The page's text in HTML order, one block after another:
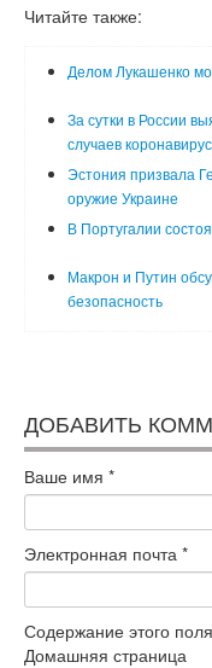
Читайте также:
Делом Лукашенко
За сутки в России
случаев
Эстония призвала
оружие Украине
В Португалии
Макрон и Путин
безопасность
ДОБАВИТЬ
Ваше имя *
Электронная почта *
Содержание этого
Домашняя страница